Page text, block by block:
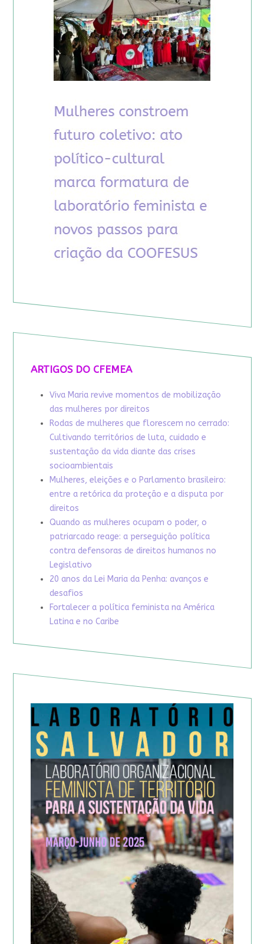
ARTIGOS DO CFEMEA
Viva Maria revive momentos de mobilização
das mulheres por direitos
Rodas de mulheres que florescem no cerrado:
Cultivando territórios de luta, cuidado e
sustentação da vida diante das crises
socioambientais
Mulheres, eleições e o Parlamento brasileiro:
entre a retórica da proteção e a disputa por
direitos
Quando as mulheres ocupam o poder, o
patriarcado reage: a perseguição política
contra defensoras de direitos humanos no
Legislativo
20 anos da Lei Maria da Penha: avanços e
desafios
Fortalecer a política feminista na América
Latina e no Caribe